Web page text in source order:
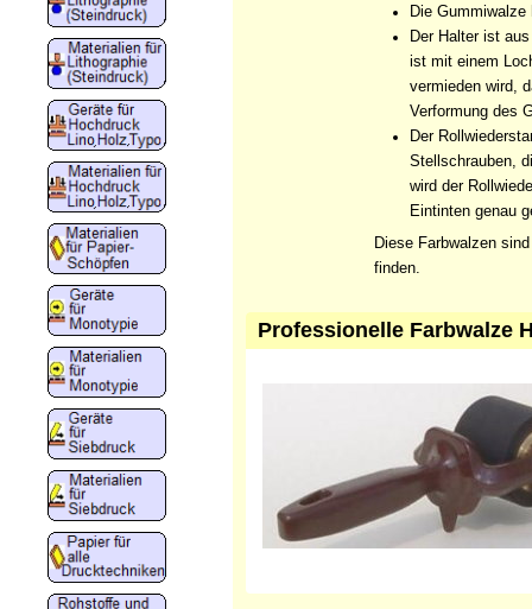
Die
Der Halter ist
ist mit einem
vermieden wird,
Verformung des
Der
Stellschrauben,
wird der
Eintinten genau
Diese Farbwalzen
finden.
Professionelle Farbwalze